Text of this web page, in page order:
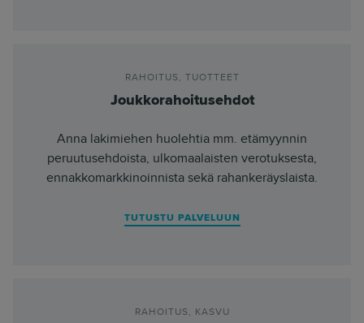
RAHOITUS, TUOTTEET
Joukkorahoitusehdot
Anna lakimiehen huolehtia mm. etämyynnin
peruutusehdoista, ulkomaalaisten verotuksesta,
ennakkomarkkinoinnista sekä rahankeräyslaista.
TUTUSTU PALVELUUN
RAHOITUS, KASVU